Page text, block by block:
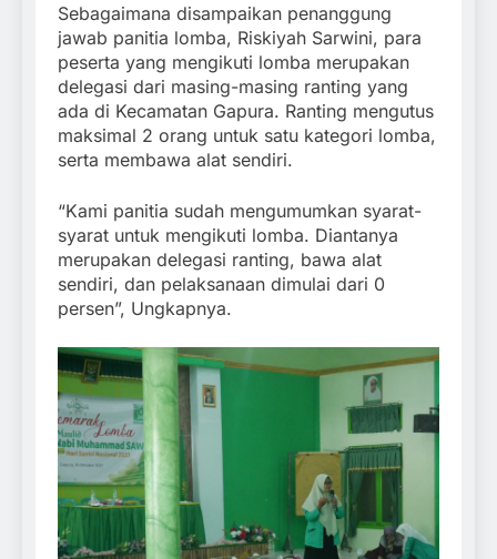
Sebagaimana disampaikan penanggung
jawab panitia lomba, Riskiyah Sarwini, para
peserta yang mengikuti lomba merupakan
delegasi dari masing-masing ranting yang
ada di Kecamatan Gapura. Ranting mengutus
maksimal 2 orang untuk satu kategori lomba,
serta membawa alat sendiri.
“Kami panitia sudah mengumumkan syarat-
syarat untuk mengikuti lomba. Diantanya
merupakan delegasi ranting, bawa alat
sendiri, dan pelaksanaan dimulai dari 0
persen”, Ungkapnya.